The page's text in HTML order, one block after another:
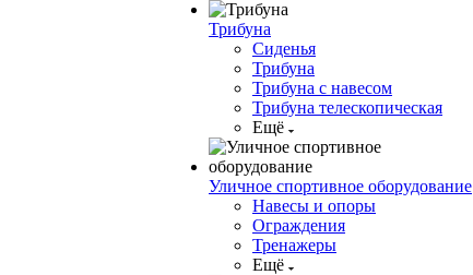
Трибуна
Сиденья
Трибуна
Трибуна с навесом
Трибуна телескопическая
Ещё
Уличное спортивное оборудование
Навесы и опоры
Ограждения
Тренажеры
Ещё